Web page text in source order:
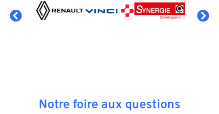
Notre foire aux questions